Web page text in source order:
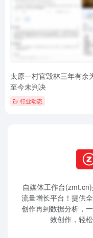
太原一村官毁林三年有余
至今未判决
行业动态
自媒体工作台
流量增长平台！提供
创作再到数据分析，
效创作，轻